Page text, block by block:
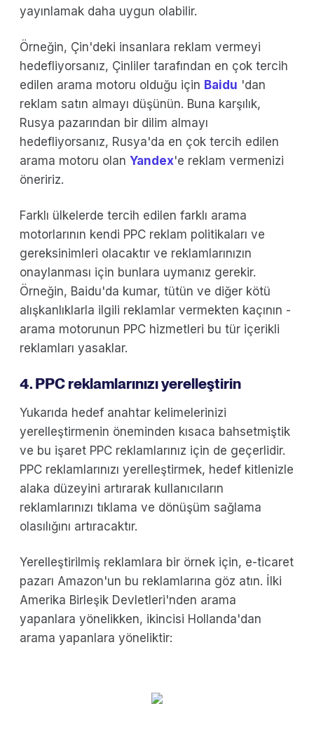
yayınlamak daha uygun olabilir.
Örneğin, Çin'deki insanlara reklam vermeyi
hedefliyorsanız, Çinliler tarafından en çok tercih
edilen arama motoru olduğu için Baidu 'dan
reklam satın almayı düşünün. Buna karşılık,
Rusya pazarından bir dilim almayı
hedefliyorsanız, Rusya'da en çok tercih edilen
arama motoru olan Yandex'e reklam vermenizi
öneririz.
Farklı ülkelerde tercih edilen farklı arama
motorlarının kendi PPC reklam politikaları ve
gereksinimleri olacaktır ve reklamlarınızın
onaylanması için bunlara uymanız gerekir.
Örneğin, Baidu'da kumar, tütün ve diğer kötü
alışkanlıklarla ilgili reklamlar vermekten kaçının -
arama motorunun PPC hizmetleri bu tür içerikli
reklamları yasaklar.
4. PPC reklamlarınızı yerelleştirin
Yukarıda hedef anahtar kelimelerinizi
yerelleştirmenin öneminden kısaca bahsetmiştik
ve bu işaret PPC reklamlarınız için de geçerlidir.
PPC reklamlarınızı yerelleştirmek, hedef kitlenizle
alaka düzeyini artırarak kullanıcıların
reklamlarınızı tıklama ve dönüşüm sağlama
olasılığını artıracaktır.
Yerelleştirilmiş reklamlara bir örnek için, e-ticaret
pazarı Amazon'un bu reklamlarına göz atın. İlki
Amerika Birleşik Devletleri'nden arama
yapanlara yönelikken, ikincisi Hollanda'dan
arama yapanlara yöneliktir: